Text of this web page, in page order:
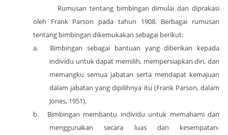
Rumusan tentang bimbingan dimulai dan diprakasi
oleh Frank Parson pada tahun 1908. Berbagai rumusan
tentang bimbingan dikemukakan sebagai berikut:
a.
Bimbingan sebagai bantuan yang diberikan kepada
individu untuk dapat memilih, mempersiapkan diri, dan
memangku semua jabatan serta mendapat kemajuan
dalam jabatan yang dipilihnya itu (Frank Parson, dalam
Jones, 1951).
b.
Bimbingan membantu individu untuk memahami dan
menggunakan secara luas dan kesempatan-